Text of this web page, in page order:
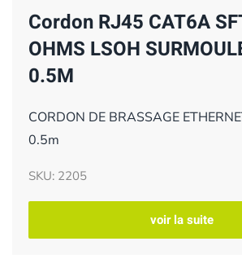
Cordon RJ45 CAT6A
OHMS LSOH
0.5M
CORDON DE BRASSAGE
0.5m
SKU: 2205
voir la suite